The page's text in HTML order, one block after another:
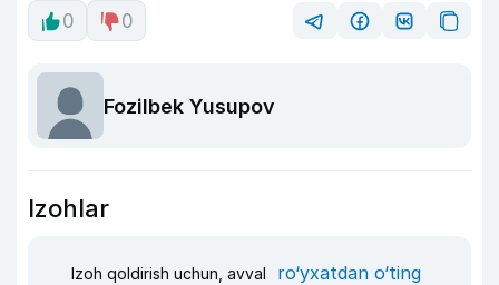
0 0
Fozilbek Yusupov
Izohlar
Izoh qoldirish uchun, avval ro‘yxatdan o‘ting